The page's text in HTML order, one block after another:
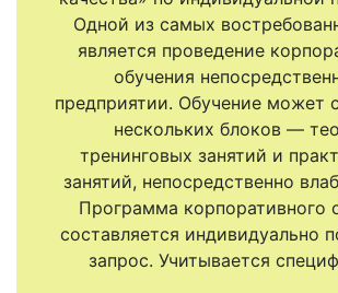
Одной из самых
является проведение
обучения
предприятии. Обучение может
нескольких блоков —
тренинговых занятий и
занятий, непосредственно
Программа корпоративного
составляется индивидуально
запрос. Учитывается